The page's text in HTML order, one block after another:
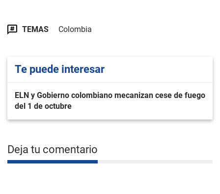
TEMAS Colombia
Te puede interesar
ELN y Gobierno colombiano mecanizan cese de fuego
del 1 de octubre
Deja tu comentario